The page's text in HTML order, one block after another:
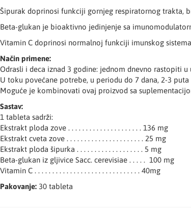
Šipurak doprinosi funkciji gornjeg respiratornog trakta,
Beta-glukan je bioaktivno jedinjenje sa
Vitamin C doprinosi normalnoj funkciji imunskog
Način primene:
Odrasli i deca iznad 3 godine: jednom dnevno rastopiti
U toku povećane potrebe, u periodu do 7 dana, 2-3
Moguće je kombinovati ovaj proizvod sa
Sastav:
1 tableta sadrži:
Ekstrakt ploda zove . . . . . . . . . . . . . . . . . . . . . 136 mg
Ekstrakt cveta zove . . . . . . . . . . . . . . . . . . . . . . 25 mg
Ekstrakt ploda šipurka . . . . . . . . . . . . . . . . . . . 5 mg
Beta-glukan iz gljivice Sacc. cerevisiae . . . . . 100 mg
Vitamin C . . . . . . . . . . . . . . . . . . . . . . . . . . . . . . 40mg
Pakovanje: 30 tableta